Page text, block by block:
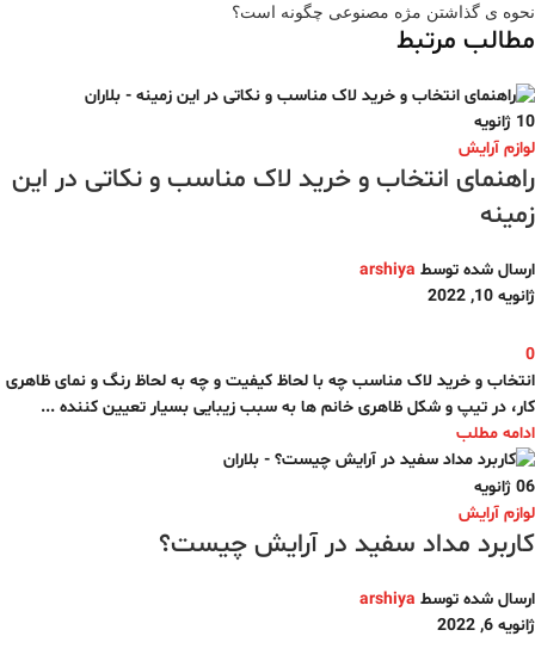
نحوه ی گذاشتن مژه مصنوعی چگونه است؟
مطالب مرتبط
10 ژانویه
لوازم آرایش
راهنمای انتخاب و خرید لاک مناسب و نکاتی در این
زمینه
ارسال شده توسط arshiya
ژانویه 10, 2022
0
انتخاب و خرید لاک مناسب چه با لحاظ کیفیت و چه به لحاظ رنگ و نمای ظاهری
کار، در تیپ و شکل ظاهری خانم ها به سبب زیبایی بسیار تعیین کننده ...
ادامه مطلب
06 ژانویه
لوازم آرایش
کاربرد مداد سفید در آرایش چیست؟
ارسال شده توسط arshiya
ژانویه 6, 2022